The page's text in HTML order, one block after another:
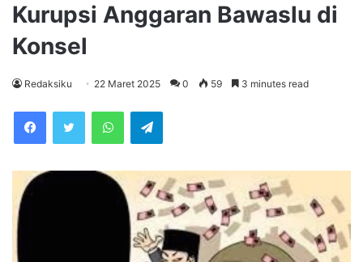
Kurupsi Anggaran Bawaslu di
Konsel
Redaksiku 22 Maret 2025 0 59 3 minutes read
WhatsAppTelegram